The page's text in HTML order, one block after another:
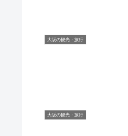
大阪の観光・旅行
大阪の観光・旅行